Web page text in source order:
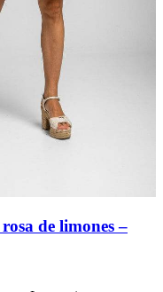
de limones –